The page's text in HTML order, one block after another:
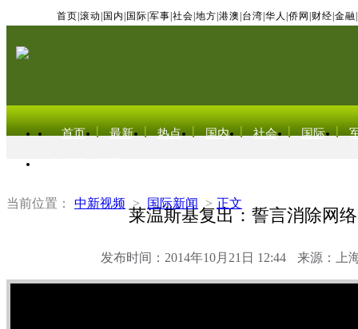
首页 滚动 国内 国际 军事 社会 地方 港澳 台湾 华人 侨网 财经 金融
首页 最新 热点 国内 社会 国际
当前位置： 中新视频 > 国际新闻 > 正文
莱温斯基复出：誓言消除网
发布时间：2014年10月21日 12:44 来源：上